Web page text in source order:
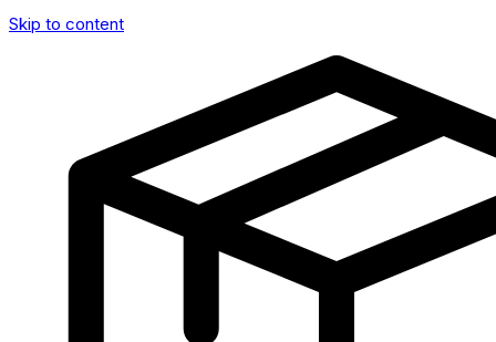
Skip to content